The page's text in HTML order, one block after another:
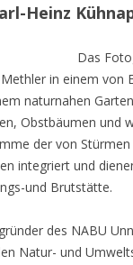
Heinz
Das
in einem von
naturnahen
Obstbäumen und
der von
integriert und
und Brutstätte.
des NABU
Natur- und